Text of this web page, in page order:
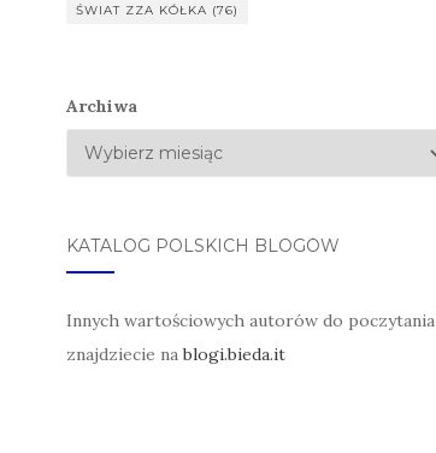
ŚWIAT ZZA KÓŁKA (76)
Archiwa
KATALOG POLSKICH BLOGÓW
Innych wartościowych autorów do poczytania
znajdziecie nablogi.bieda.it